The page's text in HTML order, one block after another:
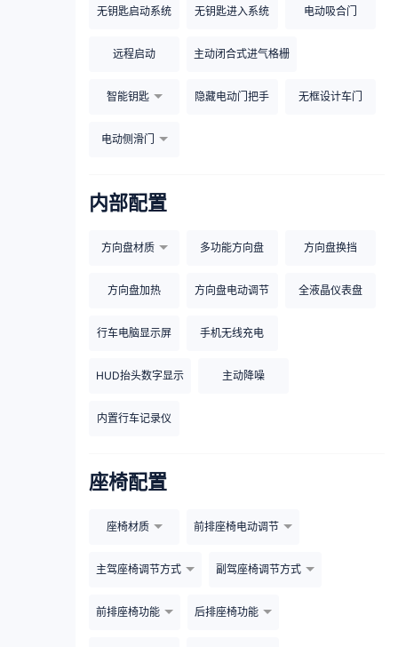
无钥匙启动系统 无钥匙进入系统 电动吸合门
远程启动 主动闭合式进气格栅
智能钥匙 隐藏电动门把手 无框设计车门
电动侧滑门
内部配置
方向盘材质 多功能方向盘 方向盘换挡
方向盘加热 方向盘电动调节 全液晶仪表盘
行车电脑显示屏 手机无线充电
HUD抬头数字显示 主动降噪
内置行车记录仪
座椅配置
座椅材质 前排座椅电动调节
主驾座椅调节方式 副驾座椅调节方式
前排座椅功能 后排座椅功能